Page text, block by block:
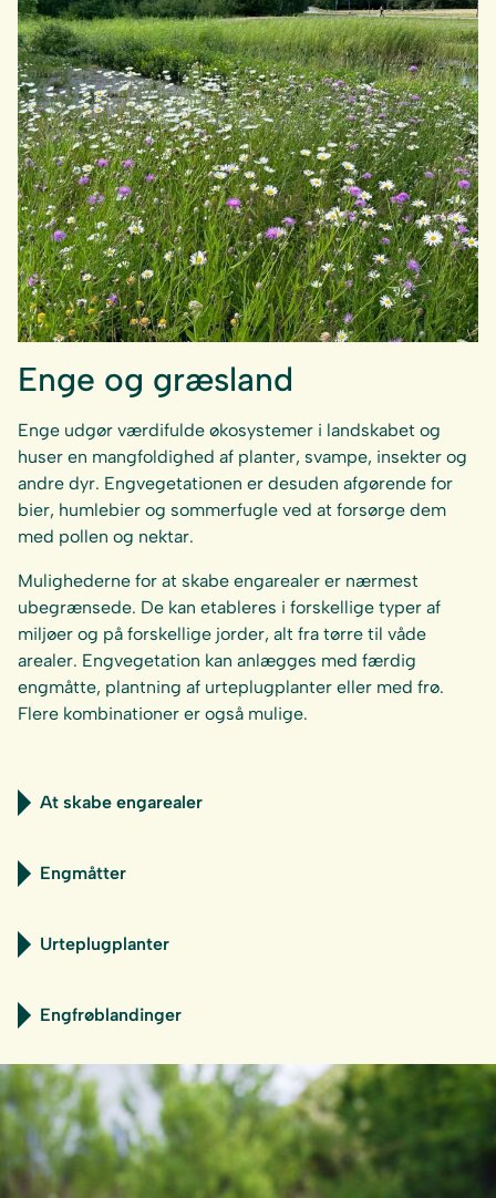
Enge og græsland
Enge udgør værdifulde økosystemer i landskabet og
huser en mangfoldighed af planter, svampe, insekter og
andre dyr. Engvegetationen er desuden afgørende for
bier, humlebier og sommerfugle ved at forsørge dem
med pollen og nektar.
Mulighederne for at skabe engarealer er nærmest
ubegrænsede. De kan etableres i forskellige typer af
miljøer og på forskellige jorder, alt fra tørre til våde
arealer. Engvegetation kan anlægges med færdig
engmåtte, plantning af urteplugplanter eller med frø.
Flere kombinationer er også mulige.
At skabe engarealer
Engmåtter
Urteplugplanter
Engfrøblandinger